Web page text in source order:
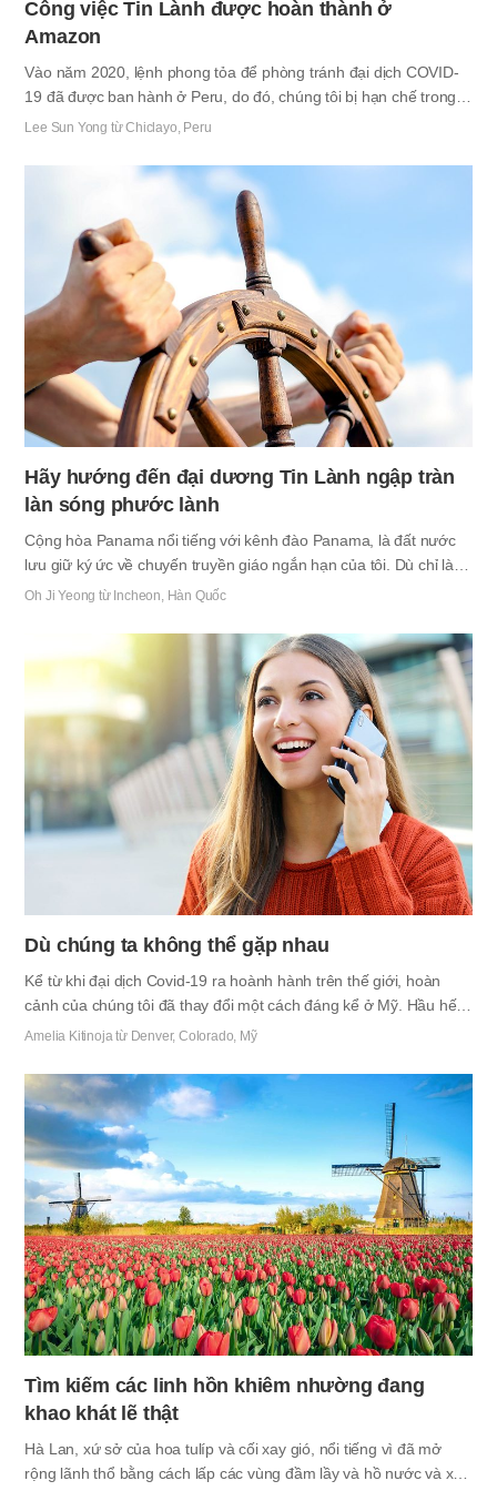
Công việc Tin Lành được hoàn thành ở
Amazon
Vào năm 2020, lệnh phong tỏa để phòng tránh đại dịch COVID-
19 đã được ban hành ở Peru, do đó, chúng tôi bị hạn chế trong
các hoạt động Tin Lành cũng như sinh hoạt hàng ngày. Tuy
đến tận vùng Amazon ở Peru. Người đóng vai trò quan trọng
trong công việc này chính là anh em German. Rừng Amazon
đóng vai trò như lá phổi của trái đất, nằm trên khu vực rộng lớn
kéo dài từ Brazil, Peru đến Bolivia. Anh em là giáo viên ở
Cayamas, đã đến thăm con gái mình đang sống ở Piura và trên
đường về nhà, anh…
Lee Sun Yong từ Chiclayo, Peru
Hãy hướng đến đại dương Tin Lành ngập tràn
làn sóng phước lành
Cộng hòa Panama nổi tiếng với kênh đào Panama, là đất nước
lưu giữ ký ức về chuyến truyền giáo ngắn hạn của tôi. Dù chỉ là
chuyến truyền giáo ngắn hạn nhưng tôi đã dành cả ngày để
nước ngoài. Bởi vậy đó thực sự là khoảng thời gian hạnh phúc.
Điều duy nhất khiến tôi cảm thấy tệ đó là tiếng Tây Ban Nha của
tôi không tốt. Tôi đã không thể giải thích chính xác từ trong Kinh
Thánh nên tôi đã phải nhận quá nhiều sự trợ giúp của các anh
chị em bản xứ. Vì thế mà khi được ban…
Oh Ji Yeong từ Incheon, Hàn Quốc
Dù chúng ta không thể gặp nhau
Kể từ khi đại dịch Covid-19 ra hoành hành trên thế giới, hoàn
cảnh của chúng tôi đã thay đổi một cách đáng kể ở Mỹ. Hầu hết
mọi hoạt động trong cuộc sống thường ngày đã ngừng lại, trong
thể đến Hội Thánh. Bất chấp hoàn cảnh đó, công cuộc cứu rỗi
các linh hồn vẫn được hoàn thành một cách đáng ngạc nhiên
nhờ sự giúp đỡ của Đức Chúa Trời. Một ngày nọ, một chị em đã
gọi cho tôi và nói rằng vợ của một anh em đột nhiên tỏ ra quan
tâm tới Kinh Thánh, và chị em muốn hỏi xem…
Amelia Kitinoja từ Denver, Colorado, Mỹ
Tìm kiếm các linh hồn khiêm nhường đang
khao khát lẽ thật
Hà Lan, xứ sở của hoa tulíp và cối xay gió, nổi tiếng vì đã mở
rộng lãnh thổ bằng cách lấp các vùng đầm lầy và hồ nước và xây